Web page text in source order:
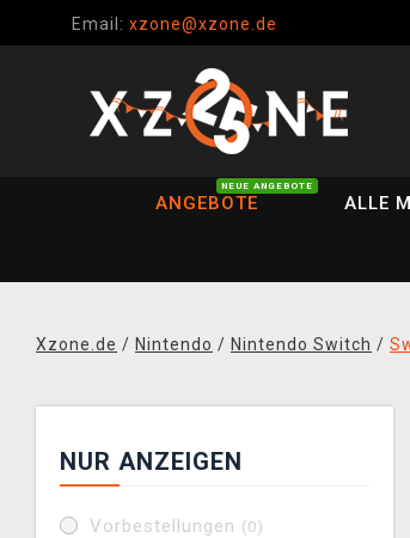
Email: xzone@xzone.de
ANGEBOTE
NEUE ANGEBOTE
ALLE
Xzone.de / Nintendo / Nintendo Switch /
NUR ANZEIGEN
Vorbestellungen (0)